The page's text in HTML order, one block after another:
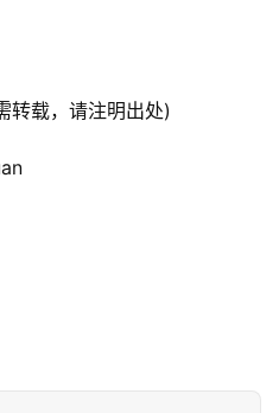
转载，请注明出处)